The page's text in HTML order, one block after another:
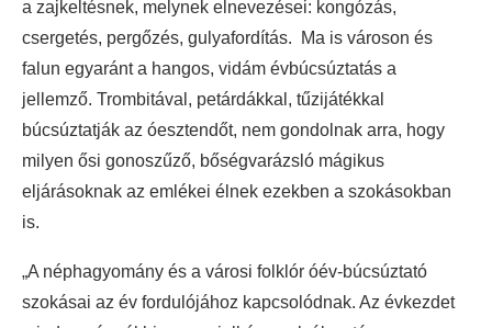
a zajkeltésnek, melynek elnevezései: kongózás,
csergetés, pergőzés, gulyafordítás. Ma is városon és
falun egyaránt a hangos, vidám évbúcsúztatás a
jellemző. Trombitával, petárdákkal, tűzijátékkal
búcsúztatják az óesztendőt, nem gondolnak arra, hogy
milyen ősi gonoszűző, bőségvarázsló mágikus
eljárásoknak az emlékei élnek ezekben a szokásokban
is.
„A néphagyomány és a városi folklór óév-búcsúztató
szokásai az év fordulójához kapcsolódnak. Az évkezdet